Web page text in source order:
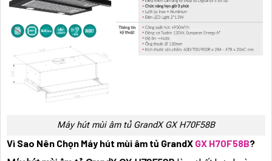
Máy hút mùi âm tủ GrandX GX H70F58B
Vì Sao Nên Chọn Máy hút mùi âm tủ GrandX GX H70F58B?